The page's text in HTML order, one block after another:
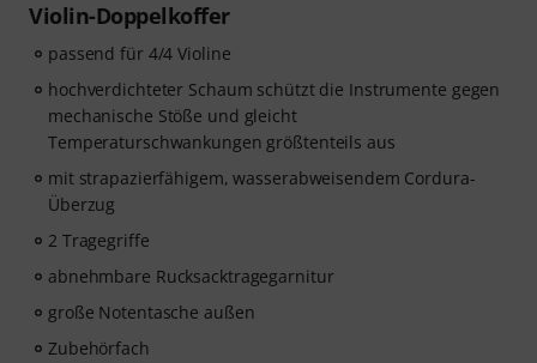
Violin-Doppelkoffer
passend für 4/4 Violine
hochverdichteter Schaum schützt die Instrumente gegen
mechanische Stöße und gleicht
Temperaturschwankungen größtenteils aus
mit strapazierfähigem, wasserabweisendem Cordura-
Überzug
2 Tragegriffe
abnehmbare Rucksacktragegarnitur
große Notentasche außen
Zubehörfach